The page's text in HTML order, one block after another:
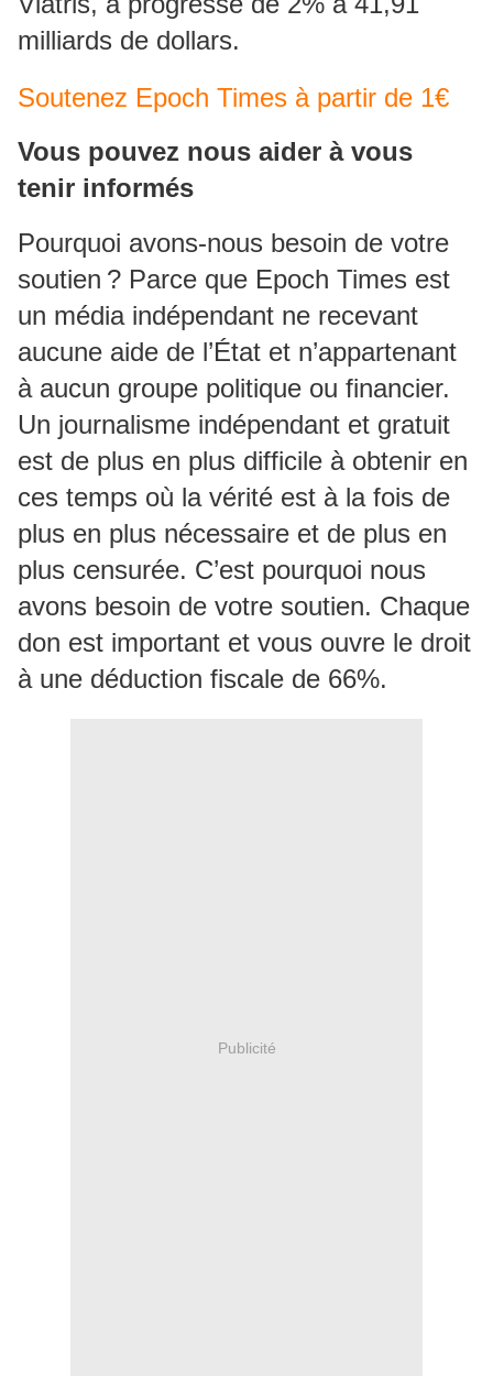
milliards de dollars.
Soutenez Epoch Times à partir de 1€
Vous pouvez nous aider à vous
tenir informés
Pourquoi avons-nous besoin de votre
soutien ? Parce que Epoch Times est
un média indépendant ne recevant
aucune aide de l’État et n’appartenant
à aucun groupe politique ou financier.
Un journalisme indépendant et gratuit
est de plus en plus difficile à obtenir en
ces temps où la vérité est à la fois de
plus en plus nécessaire et de plus en
plus censurée. C’est pourquoi nous
avons besoin de votre soutien. Chaque
don est important et vous ouvre le droit
à une déduction fiscale de 66%.
Publicité